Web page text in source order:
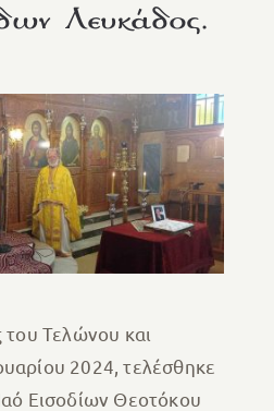
Λευκάδος.
Τελώνου και
2024, τελέσθηκε
Εισοδίων Θεοτόκου